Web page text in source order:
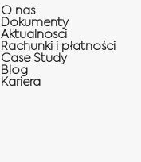
O nas
Dokumenty
Aktualnosci
Rachunki i płatności
Case Study
Blog
Kariera